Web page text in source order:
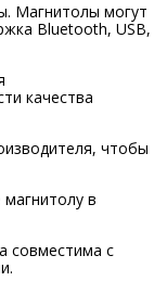
Магнитолы могут
Bluetooth, USB,
качества
чтобы
в
совместима с